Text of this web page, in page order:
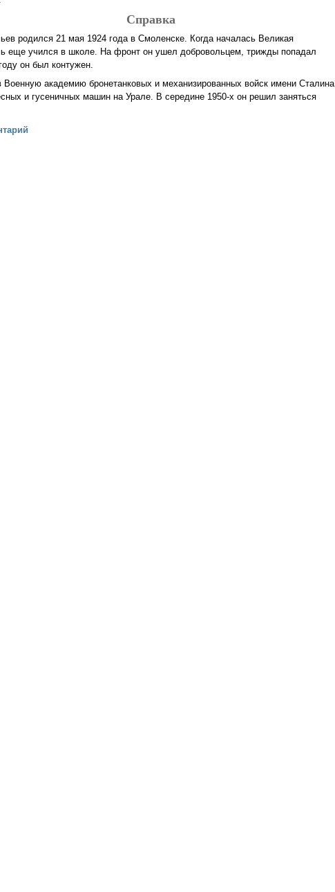
Справка
родился 21 мая 1924 года в Смоленске. Когда началась Великая
еще учился в школе. На фронт он ушел добровольцем, трижды попадал
он был контужен.
академию бронетанковых и механизированных войск имени Сталина,
и гусеничных машин на Урале. В середине 1950-х он решил заняться
Борис Васильев